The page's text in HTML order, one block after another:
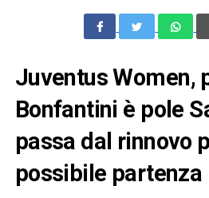
Juventus Women,
Bonfantini è pole
passa dal rinnovo
possibile